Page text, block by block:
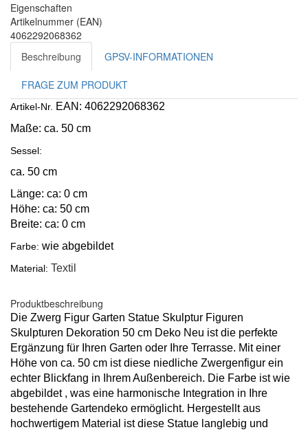
Eigenschaften
Artikelnummer (EAN)
4062292068362
Beschreibung
GPSV-INFORMATIONEN
FRAGE ZUM PRODUKT
Artikel-Nr. EAN: 4062292068362
Maße: ca. 50 cm
Sessel:
ca. 50 cm
Länge: ca: 0 cm
Höhe: ca: 50 cm
Breite: ca: 0 cm
Farbe: wie abgebildet
Material: Textil
Produktbeschreibung
Die Zwerg Figur Garten Statue Skulptur Figuren
Skulpturen Dekoration 50 cm Deko Neu ist die perfekte
Ergänzung für Ihren Garten oder Ihre Terrasse. Mit einer
Höhe von ca. 50 cm ist diese niedliche Zwergenfigur ein
echter Blickfang in Ihrem Außenbereich. Die Farbe ist wie
abgebildet , was eine harmonische Integration in Ihre
bestehende Gartendeko ermöglicht. Hergestellt aus
hochwertigem Material ist diese Statue langlebig und